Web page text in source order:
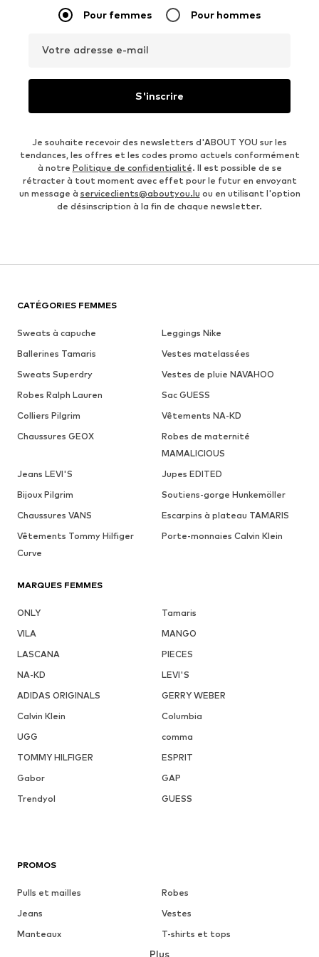
Pour femmes Pour hommes
Votre adresse e-mail
S'inscrire
Je souhaite recevoir des newsletters d'ABOUT YOU sur les
tendances, les offres et les codes promo actuels conformément
à notre Politique de confidentialité. Il est possible de se
rétracter à tout moment avec effet pour le futur en envoyant
un message à serviceclients@aboutyou.lu ou en utilisant l'option
de désinscription à la fin de chaque newsletter.
CATÉGORIES FEMMES
Sweats à capuche
Leggings Nike
Ballerines Tamaris
Vestes matelassées
Sweats Superdry
Vestes de pluie NAVAHOO
Robes Ralph Lauren
Sac GUESS
Colliers Pilgrim
Vêtements NA-KD
Chaussures GEOX
Robes de maternité
MAMALICIOUS
Jeans LEVI'S
Jupes EDITED
Bijoux Pilgrim
Soutiens-gorge Hunkemöller
Chaussures VANS
Escarpins à plateau TAMARIS
Vêtements Tommy Hilfiger
Curve
Porte-monnaies Calvin Klein
MARQUES FEMMES
ONLY
Tamaris
VILA
MANGO
LASCANA
PIECES
NA-KD
LEVI'S
ADIDAS ORIGINALS
GERRY WEBER
Calvin Klein
Columbia
UGG
comma
TOMMY HILFIGER
ESPRIT
Gabor
GAP
Trendyol
GUESS
PROMOS
Pulls et mailles
Robes
Jeans
Vestes
Manteaux
T-shirts et tops
Lingerie
Plus